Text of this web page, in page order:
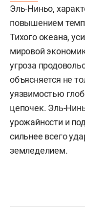
Эль-Ниньо,
повышением
Тихого океана,
мировой
угроза
объясняется не
уязвимостью
цепочек. Эль-
урожайности и
сильнее всего
земледелием.